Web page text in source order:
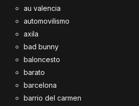
au valencia
automovilismo
axila
bad bunny
baloncesto
barato
barcelona
barrio del carmen